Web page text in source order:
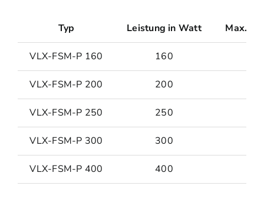
Typ Leistung in Watt Max.
VLX-FSM-P 160 160
VLX-FSM-P 200 200
VLX-FSM-P 250 250
VLX-FSM-P 300 300
VLX-FSM-P 400 400